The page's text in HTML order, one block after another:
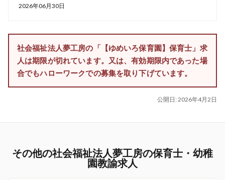
2026年06月30日
社会福祉法人夢工房の「【ゆめいろ保育園】保育士」求
人は期限が切れています。又は、有効期限内であった場
合でもハローワークでの募集を取り下げています。
公開日: 2026年4月2日
その他の社会福祉法人夢工房の保育士・幼稚
園教諭求人